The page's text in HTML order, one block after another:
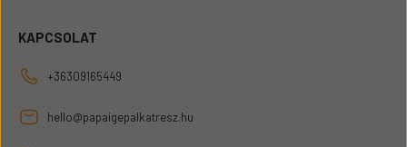
KAPCSOLAT
+36309165449
hello@papaigepalkatresz.hu